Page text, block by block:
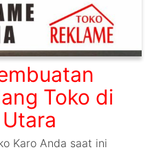
Toko di
Karo Anda saat ini